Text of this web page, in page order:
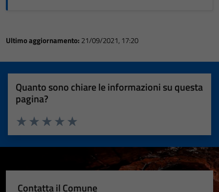
Ultimo aggiornamento: 21/09/2021, 17:20
Quanto sono chiare le informazioni su questa
pagina?
Valuta 5 stelle su 5
Valuta 4 stelle su 5
Valuta 3 stelle su 5
Valuta 2 stelle su 5
Valuta 1 stelle su 5
Contatta il Comune